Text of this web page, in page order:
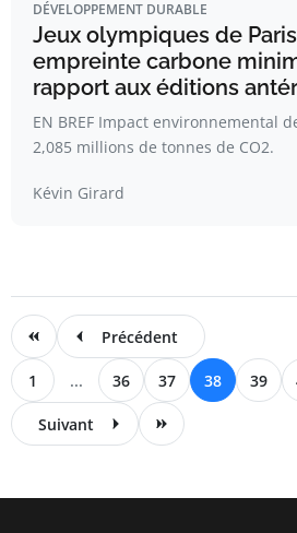
DÉVELOPPEMENT DURABLE
Jeux olympiques de
empreinte carbone
rapport aux éditions
EN BREF Impact environnemental
2,085 millions de tonnes de CO2.
Kévin Girard
Précédent
1 ... 36 37 38 39
Suivant